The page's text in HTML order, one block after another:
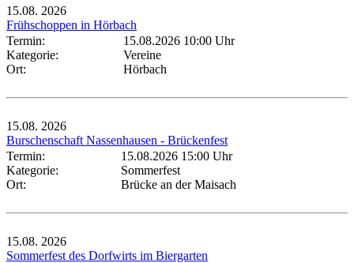
15.08. 2026
Frühschoppen in Hörbach
Termin:
15.08.2026 10:00 Uhr
Kategorie:
Vereine
Ort:
Hörbach
15.08. 2026
Burschenschaft Nassenhausen - Brückenfest
Termin:
15.08.2026 15:00 Uhr
Kategorie:
Sommerfest
Ort:
Brücke an der Maisach
15.08. 2026
Sommerfest des Dorfwirts im Biergarten